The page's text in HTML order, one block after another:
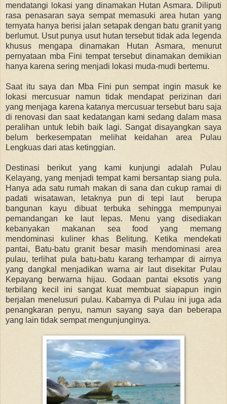
mendatangi lokasi yang dinamakan Hutan Asmara. Diliputi
rasa penasaran saya sempat memasuki area hutan yang
ternyata hanya berisi jalan setapak dengan batu granit yang
berlumut. Usut punya usut hutan tersebut tidak ada legenda
khusus mengapa dinamakan Hutan Asmara, menurut
pernyataan mba Fini tempat tersebut dinamakan demikian
hanya karena sering menjadi lokasi muda-mudi bertemu.
Saat itu saya dan Mba Fini pun sempat ingin masuk ke
lokasi mercusuar namun tidak mendapat perizinan dari
yang menjaga karena katanya mercusuar tersebut baru saja
di renovasi dan saat kedatangan kami sedang dalam masa
peralihan untuk lebih baik lagi. Sangat disayangkan saya
belum berkesempatan melihat keidahan area Pulau
Lengkuas dari atas ketinggian.
Destinasi berikut yang kami kunjungi adalah Pulau
Kelayang, yang menjadi tempat kami bersantap siang pula.
Hanya ada satu rumah makan di sana dan cukup ramai di
padati wisatawan, letaknya pun di tepi laut berupa
bangunan kayu dibuat terbuka sehingga mempunyai
pemandangan ke laut lepas. Menu yang disediakan
kebanyakan makanan sea food yang memang
mendominasi kuliner khas Belitung. Ketika mendekati
pantai, Batu-batu granit besar masih mendominasi area
pulau, terlihat pula batu-batu karang terhampar di airnya
yang dangkal menjadikan warna air laut disekitar Pulau
Kepayang berwarna hijau. Godaan pantai eksotis yang
terbilang kecil ini sangat kuat membuat siapapun ingin
berjalan menelusuri pulau. Kabarnya di Pulau ini juga ada
penangkaran penyu, namun sayang saya dan beberapa
yang lain tidak sempat mengunjunginya.